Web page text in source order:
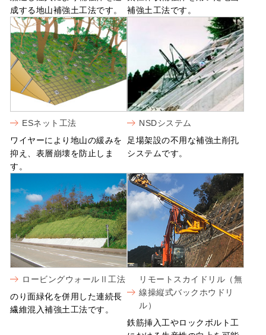
成する地山補強土工法です。
補強土工法です。
ESネット工法
ワイヤーにより地山の緩みを
抑え、表層崩壊を防止しま
す。
NSDシステム
足場架設の不用な補強土削孔
システムです。
ロービングウォールⅡ工法
のり面緑化を併用した連続長
繊維混入補強土工法です。
リモートスカイドリル（無
線操縦式バックホウドリ
ル）
鉄筋挿入工やロックボルト工